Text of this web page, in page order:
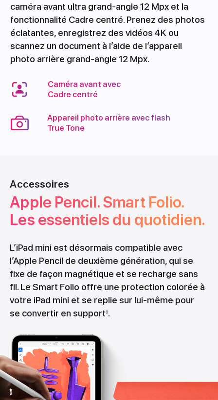
caméra avant ultra grand-angle 12 Mpx et la
fonctionnalité Cadre centré. Prenez des photos
éclatantes, enregistrez des vidéos 4K ou
scannez un document à l’aide de l’appareil
photo arrière grand‑angle 12 Mpx.
Caméra avant avec
Cadre centré
Appareil photo arrière avec flash
True Tone
Accessoires
Apple Pencil. Smart Folio.
Les essentiels du quotidien.
L’iPad mini est désormais compatible avec
l’Apple Pencil de deuxième génération, qui se
fixe de façon magnétique et se recharge sans
fil. Le Smart Folio offre une protection colorée à
votre iPad mini et se replie sur lui-même pour
se convertir en support◊.